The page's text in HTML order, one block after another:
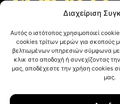
Διαχείριση
Αυτός ο ιστότοπος χρησιμοποιεί
cookies τρίτων μερών για σκοπούς
βελτιωμένων υπηρεσιών σύμφωνα με
κλικ στο αποδοχή ή συνεχίζοντας
μας, αποδέχεστε την χρήση cookies
μας.